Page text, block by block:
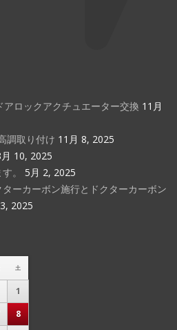
アロックアクチュエーター交換 11月
調取り付け 11月 8, 2025
10, 2025
。
5月 2, 2025
ーカーボン施行とドクターカーボン
2025
土
1
8